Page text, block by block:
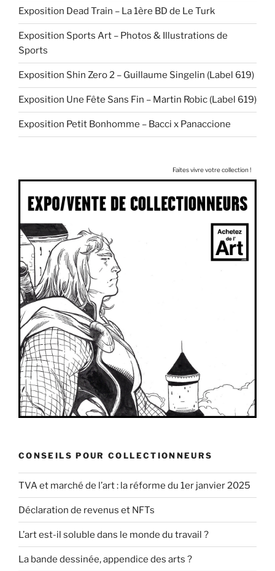
Exposition Dead Train – La 1ère BD de Le Turk
Exposition Sports Art – Photos & Illustrations de
Sports
Exposition Shin Zero 2 – Guillaume Singelin (Label 619)
Exposition Une Fête Sans Fin – Martin Robic (Label 619)
Exposition Petit Bonhomme – Bacci x Panaccione
Faites vivre votre collection !
CONSEILS POUR COLLECTIONNEURS
TVA et marché de l’art : la réforme du 1er janvier 2025
Déclaration de revenus et NFTs
L’art est-il soluble dans le monde du travail ?
La bande dessinée, appendice des arts ?